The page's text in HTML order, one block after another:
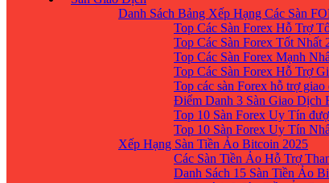
Danh Sách Bảng Xếp Hạng Các Sàn
Top Các Sàn Forex Hỗ Trợ
Top Các Sàn Forex Tốt Nhất
Top Các Sàn Forex Mạnh
Top Các Sàn Forex Hỗ Trợ
Top các sàn Forex hỗ trợ
Điểm Danh 3 Sàn Giao Dịch
Top 10 Sàn Forex Uy Tín
Top 10 Sàn Forex Uy Tín
Xếp Hạng Sàn Tiền Ảo Bitcoin 2025
Các Sàn Tiền Ảo Hỗ Trợ
Danh Sách 15 Sàn Tiền Ảo